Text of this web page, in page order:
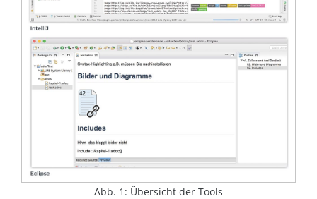
Abb. 1: Übersicht der Tools